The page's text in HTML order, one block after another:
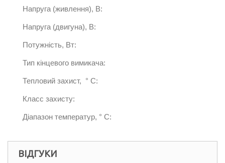
Напруга (живлення), В:
Напруга (двигуна), В:
Потужність, Вт:
Тип кінцевого вимикача:
Тепловий захист, ° C:
Класс захисту:
Діапазон температур, ° C:
ВІДГУКИ